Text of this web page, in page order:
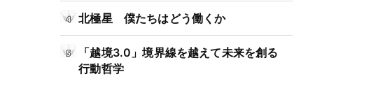
北極星 僕たちはどう働くか
「越境3.0」境界線を越えて未来を創る
行動哲学